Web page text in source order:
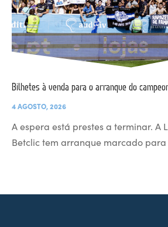
Bilhetes à venda para o arranque do
4 AGOSTO, 2026
A espera está prestes a terminar. A
Betclic tem arranque marcado